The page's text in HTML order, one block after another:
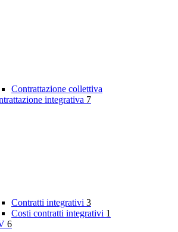
Contrattazione collettiva
integrativa 7
Contratti integrativi 3
Costi contratti integrativi 1
6